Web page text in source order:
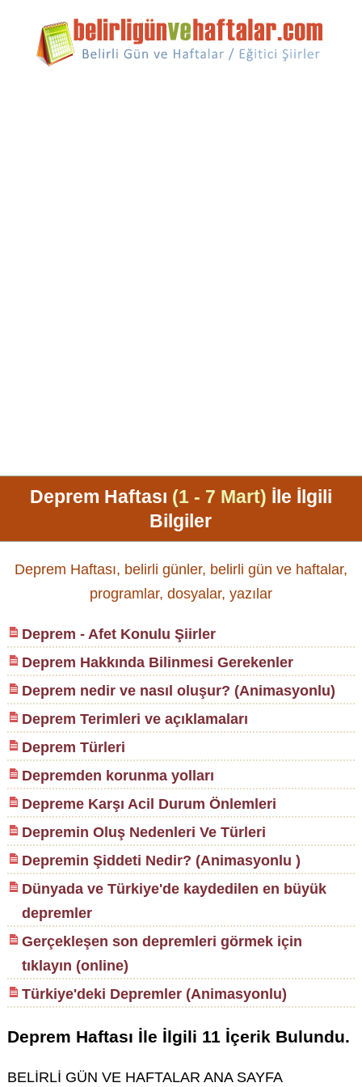
Deprem Haftası (1 - 7 Mart) İle İlgili
Bilgiler
Deprem Haftası, belirli günler, belirli gün ve haftalar,
programlar, dosyalar, yazılar
Deprem - Afet Konulu Şiirler
Deprem Hakkında Bilinmesi Gerekenler
Deprem nedir ve nasıl oluşur? (Animasyonlu)
Deprem Terimleri ve açıklamaları
Deprem Türleri
Depremden korunma yolları
Depreme Karşı Acil Durum Önlemleri
Depremin Oluş Nedenleri Ve Türleri
Depremin Şiddeti Nedir? (Animasyonlu )
Dünyada ve Türkiye'de kaydedilen en büyük
depremler
Gerçekleşen son depremleri görmek için
tıklayın (online)
Türkiye'deki Depremler (Animasyonlu)
Deprem Haftası İle İlgili 11İçerik Bulundu.
BELİRLİ GÜN VE HAFTALAR ANA SAYFA